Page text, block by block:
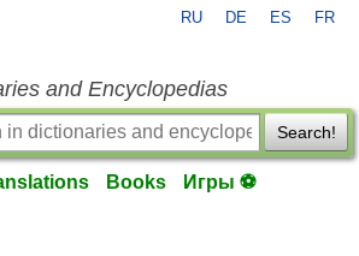
RU DE ES FR
and Encyclopedias
Search!
Books Игры ⚽